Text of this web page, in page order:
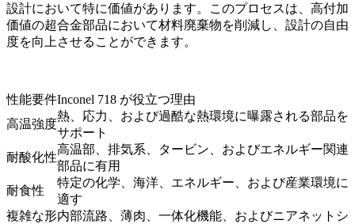
設計において特に価値があります。このプロセスは、高付加
価値の超合金部品において材料廃棄物を削減し、設計の自由
度を向上させることができます。
性能要件Inconel 718 が役立つ理由
高温強度
熱、応力、および過酷な熱環境に曝露される部品を
サポート
耐酸化性
高温部、排気系、タービン、およびエネルギー関連
部品に有用
耐食性
特定の化学、海洋、エネルギー、および産業環境に
適す
複雑な形内部流路、薄肉、一体化機能、およびニアネットシ